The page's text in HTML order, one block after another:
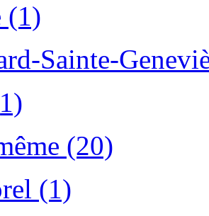
(1)
Sainte-
(20)
(1)